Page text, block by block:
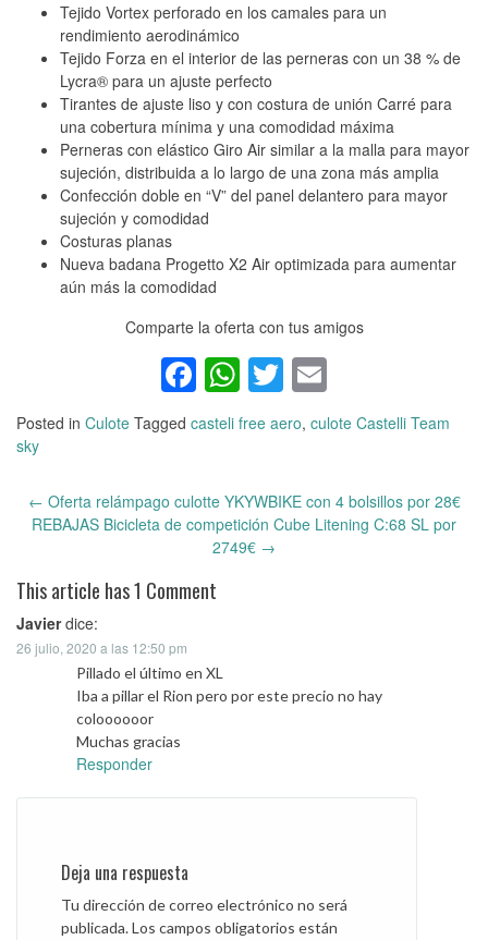
Tejido Vortex perforado en los camales para un
rendimiento aerodinámico
Tejido Forza en el interior de las perneras con un 38 % de
Lycra® para un ajuste perfecto
Tirantes de ajuste liso y con costura de unión Carré para
una cobertura mínima y una comodidad máxima
Perneras con elástico Giro Air similar a la malla para mayor
sujeción, distribuida a lo largo de una zona más amplia
Confección doble en “V” del panel delantero para mayor
sujeción y comodidad
Costuras planas
Nueva badana Progetto X2 Air optimizada para aumentar
aún más la comodidad
Comparte la oferta con tus amigos
Facebook
WhatsApp
Twitter
Posted in Culote Tagged casteli free aero, culote Castelli Team
sky
Post
← Oferta relámpago culotte YKYWBIKE con 4 bolsillos por 28€
REBAJAS Bicicleta de competición Cube Litening C:68 SL por
2749€ →
This article has 1 Comment
Javier dice:
26 julio, 2020 a las 12:50 pm
Pillado el último en XL
Iba a pillar el Rion pero por este precio no hay
coloooooor
Muchas gracias
Responder
Deja una respuesta
Tu dirección de correo electrónico no será
publicada.Los campos obligatorios están